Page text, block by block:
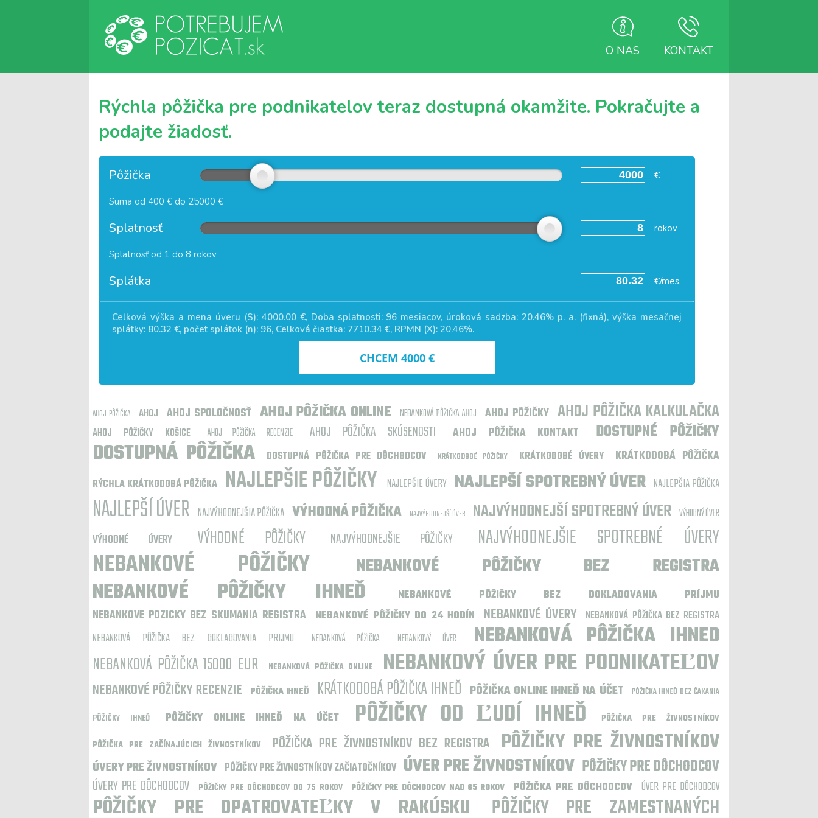
O NAS KONTAKT
Rýchla pôžička pre podnikatelov teraz dostupná okamžite. Pokračujte a
podajte žiadosť.
Pôžička €
Suma od 400 € do 25000 €
Splatnosť rokov
Splatnosť od 1 do 8 rokov
Splátka €/mes.
Celková výška a mena úveru (S): 4000.00€, Doba splatnosti: 96 mesiacov, úroková sadzba:20.46% p. a. (fixná), výška mesačnej
splátky: 80.32 €, počet splátok (n): 96, Celková čiastka: 7710.34 €, RPMN (X): 20.46%.
CHCEM 4000€
AHOJ PÔŽIČKA AHOJ AHOJ SPOLOČNOSŤ AHOJ PÔŽIČKA ONLINE NEBANKOVÁ PÔŽIČKA AHOJ AHOJ PÔŽIČKY AHOJ PÔŽIČKA KALKULAČKA
AHOJ PÔŽIČKY KOŠICE AHOJ PÔŽIČKA RECENZIE AHOJ PÔŽIČKA SKÚSENOSTI AHOJ PÔŽIČKA KONTAKT DOSTUPNÉ PÔŽIČKY
DOSTUPNÁ PÔŽIČKA DOSTUPNÁ PÔŽIČKA PRE DÔCHODCOV KRÁTKODOBÉ PÔŽIČKY KRÁTKODOBÉ ÚVERY KRÁTKODOBÁ PÔŽIČKA
RÝCHLA KRÁTKODOBÁ PÔŽIČKA NAJLEPŠIE PÔŽIČKY NAJLEPŠIE ÚVERY NAJLEPŠÍ SPOTREBNÝ ÚVER NAJLEPŠIA PÔŽIČKA
NAJLEPŠÍ ÚVER NAJVÝHODNEJŠIA PÔŽIČKA VÝHODNÁ PÔŽIČKA NAJVÝHODNEJŠÍ ÚVER NAJVÝHODNEJŠÍ SPOTREBNÝ ÚVER VÝHODNÝ ÚVER
VÝHODNÉ ÚVERY VÝHODNÉ PÔŽIČKY NAJVÝHODNEJŠIE PÔŽIČKY NAJVÝHODNEJŠIE SPOTREBNÉ ÚVERY
NEBANKOVÉ PÔŽIČKY NEBANKOVÉ PÔŽIČKY BEZ REGISTRA
NEBANKOVÉ PÔŽIČKY IHNEĎ NEBANKOVÉ PÔŽIČKY BEZ DOKLADOVANIA PRÍJMU
NEBANKOVE POZICKY BEZ SKUMANIA REGISTRA NEBANKOVÉ PÔŽIČKY DO 24 HODÍN NEBANKOVÉ ÚVERY NEBANKOVÁ PÔŽIČKA BEZ REGISTRA
NEBANKOVÁ PÔŽIČKA BEZ DOKLADOVANIA PRIJMU NEBANKOVÁ PÔŽIČKA NEBANKOVÝ ÚVER NEBANKOVÁ PÔŽIČKA IHNED
NEBANKOVÁ PÔŽIČKA 15000 EUR NEBANKOVÁ PÔŽIČKA ONLINE NEBANKOVÝ ÚVER PRE PODNIKATEĽOV
NEBANKOVÉ PÔŽIČKY RECENZIE PÔŽIČKA IHNEĎ KRÁTKODOBÁ PÔŽIČKA IHNEĎ PÔŽIČKA ONLINE IHNEĎ NA ÚČET PÔŽIČKA IHNEĎ BEZ ČAKANIA
PÔŽIČKY IHNEĎ PÔŽIČKY ONLINE IHNEĎ NA ÚČET PÔŽIČKY OD ĽUDÍ IHNEĎ
PÔŽIČKA PRE ŽIVNOSTNÍKOV
PÔŽIČKA PRE ZAČÍNAJÚCICH ŽIVNOSTNÍKOV
PÔŽIČKA PRE ŽIVNOSTNÍKOV BEZ REGISTRA PÔŽIČKY PRE ŽIVNOSTNÍKOV
ÚVERY PRE ŽIVNOSTNÍKOV PÔŽIČKY PRE ŽIVNOSTNÍKOV ZAČIATOČNÍKOV ÚVER PRE ŽIVNOSTNÍKOV PÔŽIČKY PRE DÔCHODCOV
ÚVERY PRE DÔCHODCOV
PÔŽIČKY PRE DÔCHODCOV DO 75 ROKOV PÔŽIČKY PRE DÔCHODCOV NAD 65 ROKOV PÔŽIČKA PRE DÔCHODCOV ÚVER PRE DÔCHODCOV
PÔŽIČKY PRE OPATROVATEĽKY V RAKÚSKU PÔŽIČKY PRE ZAMESTNANÝCH